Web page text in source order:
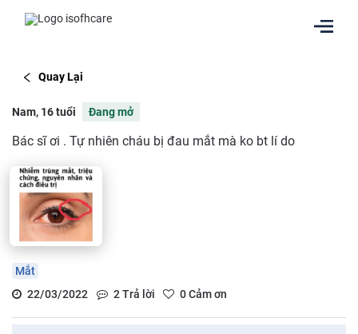
Quay Lại
Nam, 16 tuổi Đang mở
Bác sĩ ơi . Tự nhiên cháu bị đau mắt mà ko bt lí do
Mắt
22/03/2022
2Trả lời 0Cảm ơn